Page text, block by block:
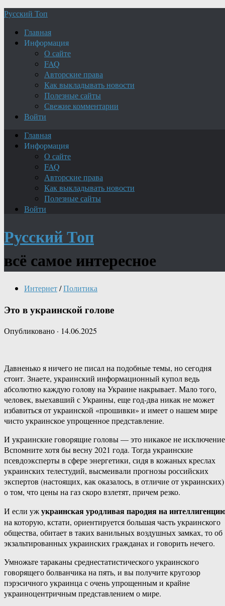
Русский Топ
Главная
Информация
О сайте
FAQ
Авторские права
Как выкладывать новости
Полезные сайты
Свежие комментарии
Войти
Главная
Информация
О сайте
FAQ
Авторские права
Как выкладывать новости
Полезные сайты
Войти
Русский Топ
всё самое интересное
Интернет/Политика
Это в украинской голове
Опубликовано · 14.06.2025
Давненько я ничего не писал на подобные темы, но сегодня
стоит. Знаете, украинский информационный купол ведь
абсолютно каждую голову на Украине накрывает. Мало того,
человек, выехавший с Украины, еще год-два никак не может
избавиться от украинской «прошивки» и имеет о нашем мире
чисто украинское упрощенное представление.
И украинские говорящие головы — это никакое не
Вспомните хотя бы весну 2021 года. Тогда украинские
псевдоэксперты в сфере энергетики, сидя в кожаных креслах
украинских телестудий, высмеивали прогнозы российских
экспертов (настоящих, как оказалось, в отличие от украинских)
о том, что цены на газ скоро взлетят, причем резко.
И если ужукраинская уродливая пародия на
на которую, кстати, ориентируется большая часть украинского
общества, обитает в таких ванильных воздушных замках, то об
экзальтированных украинских гражданах и говорить нечего.
Умножьте тараканы среднестатистического украинского
говорящего болванчика на пять, и вы получите кругозор
пэрэсичного украинца с очень упрощенным и крайне
украиноцентричным представлением о мире.